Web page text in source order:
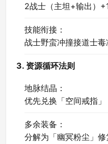
2战士（主坦+输出）
技能衔接：
战士野蛮冲撞接道士
3. 资源循环法则
地脉结晶：
优先兑换「空间戒指」
多余装备：
分解为「幽冥粉尘」